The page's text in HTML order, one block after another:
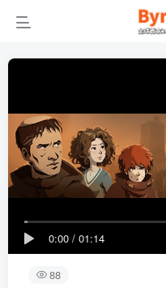
0:00 / 01:14
88